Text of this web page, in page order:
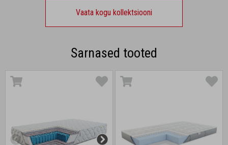
Vaata kogu kollektsiooni
Sarnased tooted